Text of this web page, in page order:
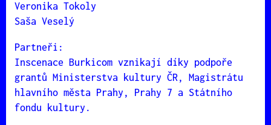
Veronika Tokoly
Saša Veselý
Partneři:
Inscenace Burkicom vznikají díky podpoře
grantů Ministerstva kultury ČR, Magistrátu
hlavního města Prahy, Prahy 7 a Státního
fondu kultury.